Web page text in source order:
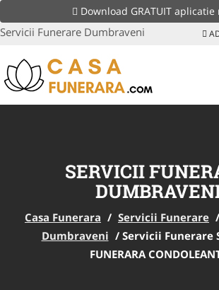
Download GRATUIT aplicatie
Servicii Funerare Dumbraveni
SERVICII
Casa Funerara / Servicii Funerare /
Dumbraveni / Servicii Funerare
FUNERARA